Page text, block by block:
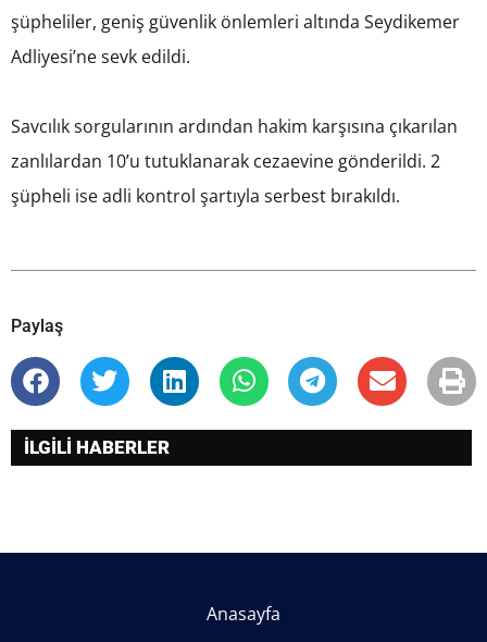
şüpheliler, geniş güvenlik önlemleri altında Seydikemer
Adliyesi’ne sevk edildi.
Savcılık sorgularının ardından hakim karşısına çıkarılan
zanlılardan 10’u tutuklanarak cezaevine gönderildi. 2
şüpheli ise adli kontrol şartıyla serbest bırakıldı.
Paylaş
İLGİLİ HABERLER
Anasayfa